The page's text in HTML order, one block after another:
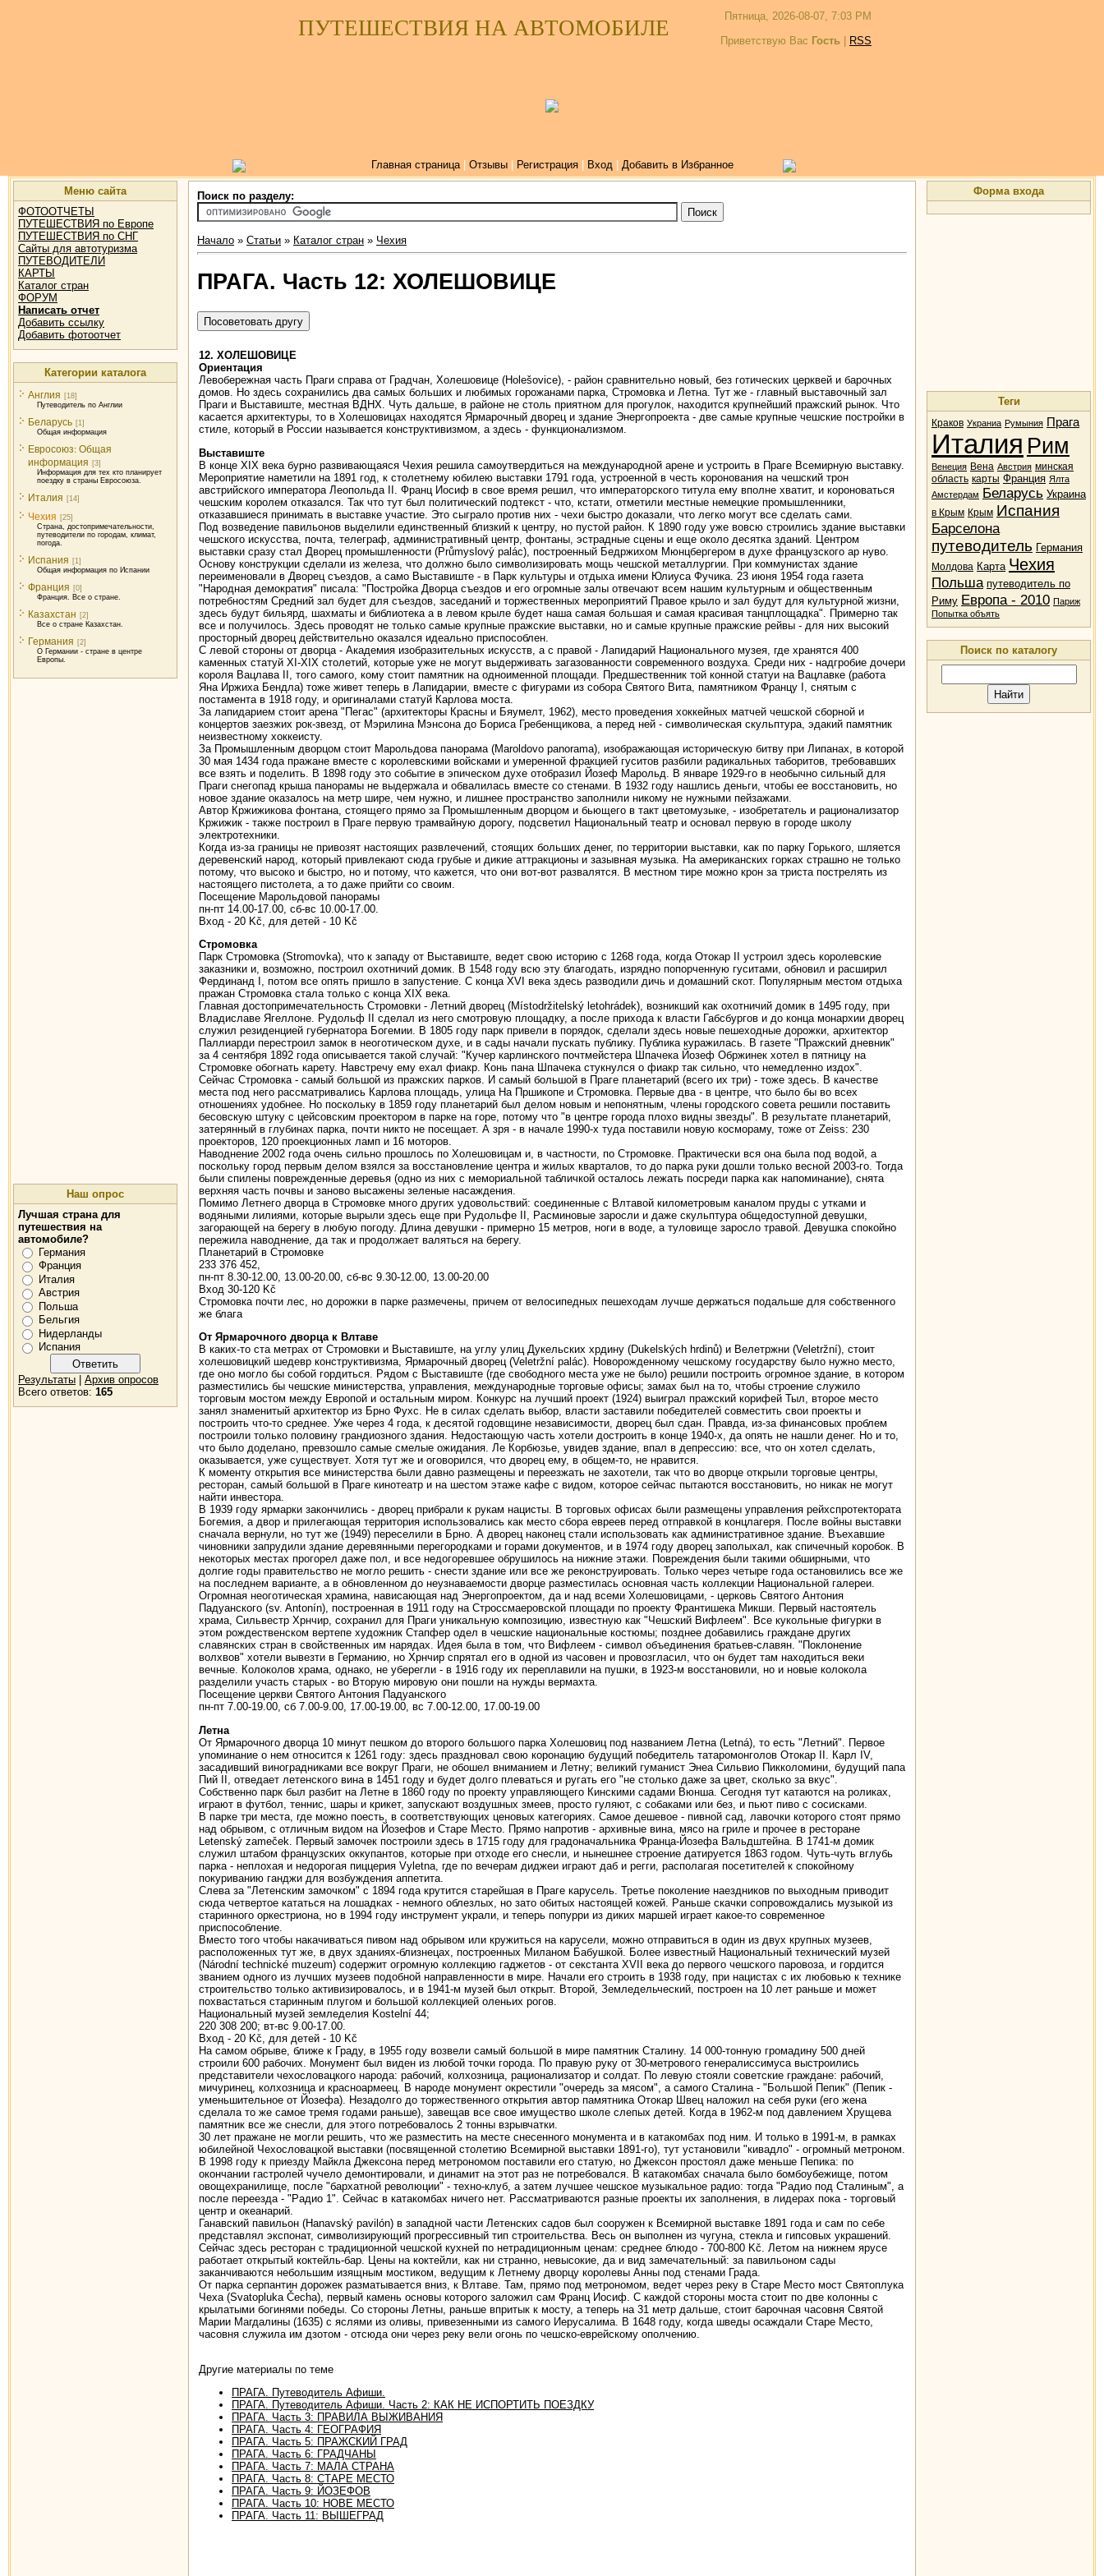
ПУТЕШЕСТВИЯ НА АВТОМОБИЛЕ
Пятница, 2026-08-07, 7:03 PM
Приветствую Вас Гость RSS
Главная страница| Отзывы| Регистрация| Вход| Добавить в Избранное
Меню сайта
ФОТООТЧЕТЫ
ПУТЕШЕСТВИЯ по Европе
ПУТЕШЕСТВИЯ по СНГ
Сайты для автотуризма
ПУТЕВОДИТЕЛИ
КАРТЫ
Каталог стран
ФОРУМ
Написать отчет
Добавить ссылку
Добавить фотоотчет
Категории каталога
Англия [18]
Путеводитель по Англии
Беларусь [1]
Общая информация
Евросоюз: Общая
информация [3]
Информация для тех кто планирует
поездку в страны Евросоюза.
Италия [14]
Чехия [25]
Страна, достопримечательности,
путеводители по городам, климат,
погода.
Испания [1]
Общая информация по Испании
Франция [0]
Франция. Все о стране.
Казахстан [2]
Все о стране Казахстан.
Германия [2]
О Германии - стране в центре
Европы.
Наш опрос
Лучшая страна для
путешествия на
автомобиле?
Германия
Франция
Италия
Австрия
Польша
Бельгия
Нидерланды
Испания
Результаты
Архив опросов
Всего ответов: 165
Поиск по разделу:
Начало » Статьи » Каталог стран » Чехия
ПРАГА. Часть 12: ХОЛЕШОВИЦЕ
12. ХОЛЕШОВИЦЕ
Ориентация
Левобережная часть Праги справа от Градчан, Холешовице (Holešovice), - район сравнительно новый, без готических церквей и барочных
домов. Но здесь сохранились два самых больших и любимых горожанами парка, Стромовка и Летна. Тут же - главный выставочный зал
Праги и Выставиште, местная ВДНХ. Чуть дальше, в районе не столь приятном для прогулок, находится крупнейший пражский рынок. Что
касается архитектуры, то в Холешовицах находятся Ярмарочный дворец и здание Энергопроекта - две самые крупные чешские постройки в
стиле, который в России называется конструктивизмом, а здесь - функционализмом.
Выставиште
В конце XIX века бурно развивающаяся Чехия решила самоутвердиться на международной арене и устроить в Праге Всемирную выставку.
Мероприятие наметили на 1891 год, к столетнему юбилею выставки 1791 года, устроенной в честь коронования на чешский трон
австрийского императора Леопольда II. Франц Иосиф в свое время решил, что императорского титула ему вполне хватит, и короноваться
чешским королем отказался. Так что тут был политический подтекст - что, кстати, отметили местные немецкие промышленники,
отказавшиеся принимать в выставке участие. Это сыграло против них - чехи быстро доказали, что легко могут все сделать сами.
Под возведение павильонов выделили единственный близкий к центру, но пустой район. К 1890 году уже вовсю строились здание выставки
чешского искусства, почта, телеграф, административный центр, фонтаны, эстрадные сцены и еще около десятка зданий. Центром
выставки сразу стал Дворец промышленности (Průmyslový palác), построенный Бедржихом Мюнцбергером в духе французского ар нуво.
Основу конструкции сделали из железа, что должно было символизировать мощь чешской металлургии. При коммунистах здание
переименовали в Дворец съездов, а само Выставиште - в Парк культуры и отдыха имени Юлиуса Фучика. 23 июня 1954 года газета
"Народная демократия" писала: "Постройка Дворца съездов и его огромные залы отвечают всем нашим культурным и общественным
потребностям Средний зал будет для съездов, заседаний и торжественных мероприятий Правое крыло и зал будут для культурной жизни,
здесь будут бильярд, шахматы и библиотека а в левом крыле будет наша самая большая и самая красивая танцплощадка". Примерно так
все и получилось. Здесь проводят не только самые крупные пражские выставки, но и самые крупные пражские рейвы - для них высокий
просторный дворец действительно оказался идеально приспособлен.
С левой стороны от дворца - Академия изобразительных искусств, а с правой - Лапидарий Национального музея, где хранятся 400
каменных статуй XI-XIX столетий, которые уже не могут выдерживать загазованности современного воздуха. Среди них - надгробие дочери
короля Вацлава II, того самого, кому стоит памятник на одноименной площади. Предшественник той конной статуи на Вацлавке (работа
Яна Иржиха Бендла) тоже живет теперь в Лапидарии, вместе с фигурами из собора Святого Вита, памятником Францу I, снятым с
постамента в 1918 году, и оригиналами статуй Карлова моста.
За лапидарием стоит арена "Пегас" (архитекторы Красны и Бяумелт, 1962), место проведения хоккейных матчей чешской сборной и
концертов заезжих рок-звезд, от Мэрилина Мэнсона до Бориса Гребенщикова, а перед ней - символическая скульптура, эдакий памятник
неизвестному хоккеисту.
За Промышленным дворцом стоит Марольдова панорама (Maroldovo panorama), изображающая историческую битву при Липанах, в которой
30 мая 1434 года пражане вместе с королевскими войсками и умеренной фракцией гуситов разбили радикальных таборитов, требовавших
все взять и поделить. В 1898 году это событие в эпическом духе отобразил Йозеф Марольд. В январе 1929-го в необычно сильный для
Праги снегопад крыша панорамы не выдержала и обвалилась вместе со стенами. В 1932 году нашлись деньги, чтобы ее восстановить, но
новое здание оказалось на метр шире, чем нужно, и лишнее пространство заполнили никому не нужными пейзажами.
Автор Кржижикова фонтана, стоящего прямо за Промышленным дворцом и бьющего в такт цветомузыке, - изобретатель и рационализатор
Кржижик - также построил в Праге первую трамвайную дорогу, подсветил Национальный театр и основал первую в городе школу
электротехники.
Когда из-за границы не привозят настоящих развлечений, стоящих больших денег, по территории выставки, как по парку Горького, шляется
деревенский народ, который привлекают сюда грубые и дикие аттракционы и зазывная музыка. На американских горках страшно не только
потому, что высоко и быстро, но и потому, что кажется, что они вот-вот развалятся. В местном тире можно крон за триста пострелять из
настоящего пистолета, а то даже прийти со своим.
Посещение Марольдовой панорамы
пн-пт 14.00-17.00, сб-вс 10.00-17.00.
Вход - 20 Kč, для детей - 10 Kč
Стромовка
Парк Стромовка (Stromovka), что к западу от Выставиште, ведет свою историю с 1268 года, когда Отокар II устроил здесь королевские
заказники и, возможно, построил охотничий домик. В 1548 году всю эту благодать, изрядно попорченную гуситами, обновил и расширил
Фердинанд I, потом все опять пришло в запустение. С конца XVI века здесь разводили дичь и домашний скот. Популярным местом отдыха
пражан Стромовка стала только с конца XIX века.
Главная достопримечательность Стромовки - Летний дворец (Místodržitelský letohrádek), возникший как охотничий домик в 1495 году, при
Владиславе Ягеллоне. Рудольф II сделал из него смотровую площадку, а после прихода к власти Габсбургов и до конца монархии дворец
служил резиденцией губернатора Богемии. В 1805 году парк привели в порядок, сделали здесь новые пешеходные дорожки, архитектор
Паллиарди перестроил замок в неоготическом духе, и в сады начали пускать публику. Публика куражилась. В газете "Пражский дневник"
за 4 сентября 1892 года описывается такой случай: "Кучер карлинского почтмейстера Шпачека Йозеф Обржинек хотел в пятницу на
Стромовке обогнать карету. Навстречу ему ехал фиакр. Конь пана Шпачека стукнулся о фиакр так сильно, что немедленно издох".
Сейчас Стромовка - самый большой из пражских парков. И самый большой в Праге планетарий (всего их три) - тоже здесь. В качестве
места под него рассматривались Карлова площадь, улица На Пршикопе и Стромовка. Первые два - в центре, что было бы во всех
отношениях удобнее. Но поскольку в 1859 году планетарий был делом новым и непонятным, члены городского совета решили поставить
бесовскую штуку с цейсовским проектором в парке на горе, потому что "в центре города плохо видны звезды". В результате планетарий,
затерянный в глубинах парка, почти никто не посещает. А зря - в начале 1990-х туда поставили новую космораму, тоже от Zeiss: 230
проекторов, 120 проекционных ламп и 16 моторов.
Наводнение 2002 года очень сильно прошлось по Холешовицам и, в частности, по Стромовке. Практически вся она была под водой, а
поскольку город первым делом взялся за восстановление центра и жилых кварталов, то до парка руки дошли только весной 2003-го. Тогда
были спилены поврежденные деревья (одно из них с мемориальной табличкой осталось лежать посреди парка как напоминание), снята
верхняя часть почвы и заново высажены зеленые насаждения.
Помимо Летнего дворца в Стромовке много других удовольствий: соединенные с Влтавой километровым каналом пруды с утками и
водяными лилиями, которые вырыли здесь еще при Рудольфе II, Расминовые заросли и даже скульптура общедоступной девушки,
загорающей на берегу в любую погоду. Длина девушки - примерно 15 метров, ноги в воде, а туловище заросло травой. Девушка спокойно
пережила наводнение, да так и продолжает валяться на берегу.
Планетарий в Стромовке
233 376 452,
пн-пт 8.30-12.00, 13.00-20.00, сб-вс 9.30-12.00, 13.00-20.00
Вход 30-120 Kč
Стромовка почти лес, но дорожки в парке размечены, причем от велосипедных пешеходам лучше держаться подальше для собственного
же блага
От Ярмарочного дворца к Влтаве
В каких-то ста метрах от Стромовки и Выставиште, на углу улиц Дукельских хрдину (Dukelských hrdinů) и Велетржни (Veletržní), стоит
холешовицкий шедевр конструктивизма, Ярмарочный дворец (Veletržní palác). Новорожденному чешскому государству было нужно место,
где оно могло бы собой гордиться. Рядом с Выставиште (где свободного места уже не было) решили построить огромное здание, в котором
разместились бы чешские министерства, управления, международные торговые офисы; замах был на то, чтобы строение служило
торговым мостом между Европой и остальным миром. Конкурс на лучший проект (1924) выиграл пражский корифей Тыл, второе место
занял знаменитый архитектор из Брно Фухс. Не в силах сделать выбор, власти заставили победителей совместить свои проекты и
построить что-то среднее. Уже через 4 года, к десятой годовщине независимости, дворец был сдан. Правда, из-за финансовых проблем
построили только половину грандиозного здания. Недостающую часть хотели достроить в конце 1940-х, да опять не нашли денег. Но и то,
что было доделано, превзошло самые смелые ожидания. Ле Корбюзье, увидев здание, впал в депрессию: все, что он хотел сделать,
оказывается, уже существует. Хотя тут же и оговорился, что дворец ему, в общем-то, не нравится.
К моменту открытия все министерства были давно размещены и переезжать не захотели, так что во дворце открыли торговые центры,
ресторан, самый большой в Праге кинотеатр и на шестом этаже кафе с видом, которое сейчас пытаются восстановить, но никак не могут
найти инвестора.
В 1939 году ярмарки закончились - дворец прибрали к рукам нацисты. В торговых офисах были размещены управления рейхспротектората
Богемия, а двор и прилегающая территория использовались как место сбора евреев перед отправкой в концлагеря. После войны выставки
сначала вернули, но тут же (1949) переселили в Брно. А дворец наконец стали использовать как административное здание. Въехавшие
чиновники запрудили здание деревянными перегородками и горами документов, и в 1974 году дворец заполыхал, как спичечный коробок. В
некоторых местах прогорел даже пол, и все недогоревшее обрушилось на нижние этажи. Повреждения были такими обширными, что
долгие годы правительство не могло решить - снести здание или все же реконструировать. Только через четыре года остановились все же
на последнем варианте, а в обновленном до неузнаваемости дворце разместилась основная часть коллекции Национальной галереи.
Огромная неоготическая храмина, нависающая над Энергопроектом, да и над всеми Холешовицами, - церковь Святого Антония
Падуанского (sv. Antonín), построенная в 1911 году на Строссмаеровской площади по проекту Франтишека Микши. Первый настоятель
храма, Сильвестр Хрнчир, сохранил для Праги уникальную композицию, известную как "Чешский Вифлеем". Все кукольные фигурки в
этом рождественском вертепе художник Стапфер одел в чешские национальные костюмы; позднее добавились граждане других
славянских стран в свойственных им нарядах. Идея была в том, что Вифлеем - символ объединения братьев-славян. "Поклонение
волхвов" хотели вывезти в Германию, но Хрнчир спрятал его в одной из часовен и провозгласил, что он будет там находиться веки
вечные. Колоколов храма, однако, не уберегли - в 1916 году их переплавили на пушки, в 1923-м восстановили, но и новые колокола
разделили участь старых - во Вторую мировую они пошли на нужды вермахта.
Посещение церкви Святого Антония Падуанского
пн-пт 7.00-19.00, сб 7.00-9.00, 17.00-19.00, вс 7.00-12.00, 17.00-19.00
Летна
От Ярмарочного дворца 10 минут пешком до второго большого парка Холешовиц под названием Летна (Letná), то есть "Летний". Первое
упоминание о нем относится к 1261 году: здесь праздновал свою коронацию будущий победитель татаромонголов Отокар II. Карл IV,
засадивший виноградниками все вокруг Праги, не обошел вниманием и Летну; великий гуманист Энеа Сильвио Пикколомини, будущий папа
Пий II, отведает летенского вина в 1451 году и будет долго плеваться и ругать его "не столько даже за цвет, сколько за вкус".
Собственно парк был разбит на Летне в 1860 году по проекту управляющего Кинскими садами Вюнша. Сегодня тут катаются на роликах,
играют в футбол, теннис, шары и крикет, запускают воздушных змеев, просто гуляют, с собаками или без, и пьют пиво с сосисками.
В парке три места, где можно поесть, в соответствующих ценовых категориях. Самое дешевое - пивной сад, лавочки которого стоят прямо
над обрывом, с отличным видом на Йозефов и Старе Место. Прямо напротив - архивные вина, мясо на гриле и прочее в ресторане
Letenský zameček. Первый замочек построили здесь в 1715 году для градоначальника Франца-Йозефа Вальдштейна. В 1741-м домик
служил штабом французских оккупантов, которые при отходе его снесли, и нынешнее строение датируется 1863 годом. Чуть-чуть вглубь
парка - неплохая и недорогая пиццерия Vyletna, где по вечерам диджеи играют даб и регги, располагая посетителей к спокойному
покуриванию ганджи для возбуждения аппетита.
Слева за "Летенским замочком" с 1894 года крутится старейшая в Праге карусель. Третье поколение наездников по выходным приводит
сюда четвертое кататься на лошадках - немного облезлых, но зато обитых настоящей кожей. Раньше скачки сопровождались музыкой из
старинного оркестриона, но в 1994 году инструмент украли, и теперь попурри из диких маршей играет какое-то современное
приспособление.
Вместо того чтобы накачиваться пивом над обрывом или кружиться на карусели, можно отправиться в один из двух крупных музеев,
расположенных тут же, в двух зданиях-близнецах, построенных Миланом Бабушкой. Более известный Национальный технический музей
(Národní technické muzeum) содержит огромную коллекцию гаджетов - от секстанта XVII века до первого чешского паровоза, и гордится
званием одного из лучших музеев подобной направленности в мире. Начали его строить в 1938 году, при нацистах с их любовью к технике
строительство только активизировалось, и в 1941-м музей был открыт. Второй, Земледельческий, построен на 10 лет раньше и может
похвастаться старинным плугом и большой коллекцией оленьих рогов.
Национальный музей земледелия Kostelní 44;
220 308 200; вт-вс 9.00-17.00.
Вход - 20 Kč, для детей - 10 Kč
На самом обрыве, ближе к Граду, в 1955 году возвели самый большой в мире памятник Сталину. 14 000-тонную громадину 500 дней
строили 600 рабочих. Монумент был виден из любой точки города. По правую руку от 30-метрового генералиссимуса выстроились
представители чехословацкого народа: рабочий, колхозница, рационализатор и солдат. По левую стояли советские граждане: рабочий,
мичуринец, колхозница и красноармеец. В народе монумент окрестили "очередь за мясом", а самого Сталина - "Большой Пепик" (Пепик -
уменьшительное от Йозефа). Незадолго до торжественного открытия автор памятника Отокар Швец наложил на себя руки (его жена
сделала то же самое тремя годами раньше), завещав все свое имущество школе слепых детей. Когда в 1962-м под давлением Хрущева
памятник все же снесли, для этого потребовалось 2 тонны взрывчатки.
30 лет пражане не могли решить, что же разместить на месте снесенного монумента и в катакомбах под ним. И только в 1991-м, в рамках
юбилейной Чехословацкой выставки (посвященной столетию Всемирной выставки 1891-го), тут установили "кивадло" - огромный метроном.
В 1998 году к приезду Майкла Джексона перед метрономом поставили его статую, но Джексон простоял даже меньше Пепика: по
окончании гастролей чучело демонтировали, и динамит на этот раз не потребовался. В катакомбах сначала было бомбоубежище, потом
овощехранилище, после "бархатной революции" - техно-клуб, а затем лучшее чешское музыкальное радио: тогда "Радио под Сталиным", а
после переезда - "Радио 1". Сейчас в катакомбах ничего нет. Рассматриваются разные проекты их заполнения, в лидерах пока - торговый
центр и океанарий.
Ганавский павильон (Hanavský pavilón) в западной части Летенских садов был сооружен к Всемирной выставке 1891 года и сам по себе
представлял экспонат, символизирующий прогрессивный тип строительства. Весь он выполнен из чугуна, стекла и гипсовых украшений.
Сейчас здесь ресторан с традиционной чешской кухней по нетрадиционным ценам: среднее блюдо - 700-800 Kč. Летом на нижнем ярусе
работает открытый коктейль-бар. Цены на коктейли, как ни странно, невысокие, да и вид замечательный: за павильоном сады
заканчиваются небольшим изящным мостиком, ведущим к Летнему дворцу королевы Анны под стенами Града.
От парка серпантин дорожек разматывается вниз, к Влтаве. Там, прямо под метрономом, ведет через реку в Старе Место мост Святоплука
Чеха (Svatopluka Čecha), первый камень основы которого заложил сам Франц Иосиф. С каждой стороны моста стоит по две колонны с
крылатыми богинями победы. Со стороны Летны, раньше впритык к мосту, а теперь на 31 метр дальше, стоит барочная часовня Святой
Марии Магдалины (1635) с яслями из оливы, привезенными из самого Иерусалима. В 1648 году, когда шведы осаждали Старе Место,
часовня служила им дзотом - отсюда они через реку вели огонь по чешско-еврейскому ополчению.
Другие материалы по теме
ПРАГА. Путеводитель Афиши.
ПРАГА. Путеводитель Афиши. Часть 2: КАК НЕ ИСПОРТИТЬ ПОЕЗДКУ
ПРАГА. Часть 3: ПРАВИЛА ВЫЖИВАНИЯ
ПРАГА. Часть 4: ГЕОГРАФИЯ
ПРАГА. Часть 5: ПРАЖСКИЙ ГРАД
ПРАГА. Часть 6: ГРАДЧАНЫ
ПРАГА. Часть 7: МАЛА СТРАНА
ПРАГА. Часть 8: СТАРЕ МЕСТО
ПРАГА. Часть 9: ЙОЗЕФОВ
ПРАГА. Часть 10: НОВЕ МЕСТО
ПРАГА. Часть 11: ВЫШЕГРАД
Форма входа
Теги
Краков Украниа Румыния Прага
Италия Рим
Венеция Вена Австрия минская
область карты Франция Ялта
Амстердам Беларусь Украина
в Крым Крым Испания
Барселона
путеводитель Германия
Молдова Карта Чехия
Польша путеводитель по
Риму Европа - 2010 Париж
Попытка объять
Поиск по каталогу